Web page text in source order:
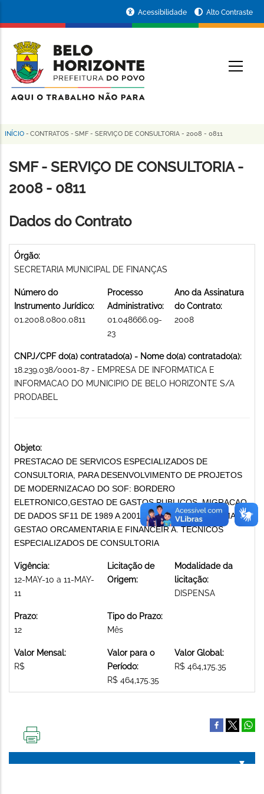
conteúdo
principal
da
Prefeitura
de
Horizonte
Acessibilidade Alto Contraste
Trilha
de
navegação
INÍCIO - CONTRATOS - SMF - SERVIÇO DE CONSULTORIA - 2008 - 0811
SMF - SERVIÇO DE CONSULTORIA -
2008 - 0811
Dados do Contrato
Órgão:
SECRETARIA MUNICIPAL DE FINANÇAS
Número do
Instrumento Jurídico:
01.2008.0800.0811
Processo
Administrativo:
01.048666.09-
23
Ano da Assinatura
do Contrato:
2008
CNPJ/CPF do(a) contratado(a) - Nome do(a) contratado(a):
18.239.038/0001-87 - EMPRESA DE INFORMATICA E
INFORMACAO DO MUNICIPIO DE BELO HORIZONTE S/A
PRODABEL
Objeto:
PRESTACAO DE SERVICOS ESPECIALIZADOS DE
CONSULTORIA, PARA DESENVOLVIMENTO DE PROJETOS
DE MODERNIZACAO DO SOF: BORDERO
ELETRONICO,GESTAO DE GASTOS PUBLICOS, MIGRACAO
DE DADOS SF11 DE 1989 A 2001 PARA O SOF - SISTEMA DE
GESTAO ORCAMENTARIA E FINANCEIR A. TECNICOS
ESPECIALIZADOS DE CONSULTORIA
Vigência:
12-MAY-10 a 11-MAY-
11
Licitação de
Origem:
Modalidade da
licitação:
DISPENSA
Prazo:
12
Tipo do Prazo:
Mês
Valor Mensal:
R$
Valor para o
Período:
R$ 464,175.35
Valor Global:
R$ 464,175.35
PÁGINA